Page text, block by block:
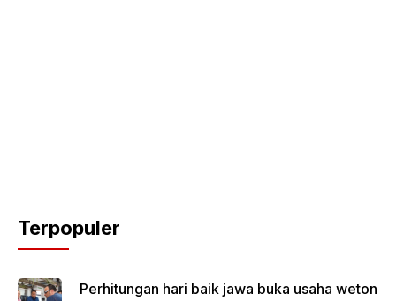
Terpopuler
Perhitungan hari baik jawa buka usaha weton